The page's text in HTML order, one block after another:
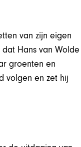
van zijn eigen
Hans van Wolde
groenten en
volgen en zet hij